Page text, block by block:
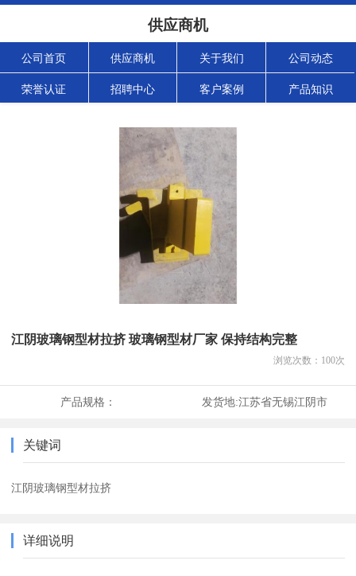
供应商机
公司首页 供应商机 关于我们 公司动态
荣誉认证 招聘中心 客户案例 产品知识
江阴玻璃钢型材拉挤 玻璃钢型材厂家 保持结构完整
浏览次数： 100次
产品规格： 发货地:江苏省无锡江阴市
关键词
江阴玻璃钢型材拉挤
详细说明